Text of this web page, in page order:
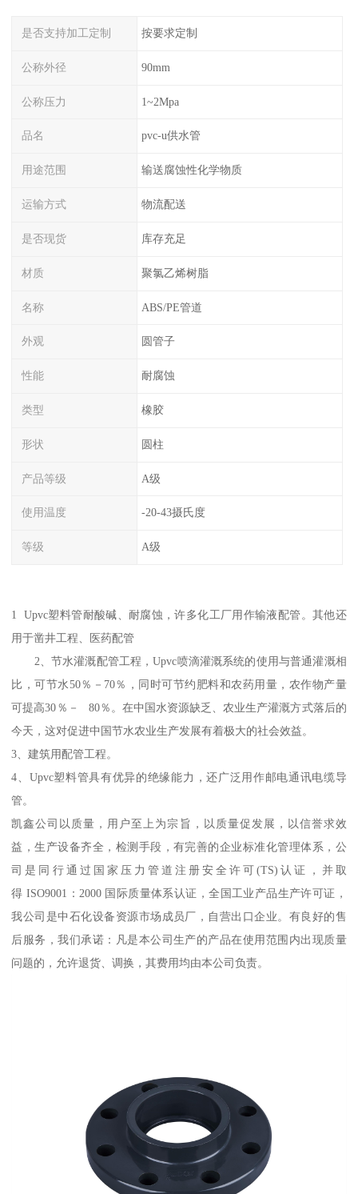
是否支持加工定制 按要求定制
公称外径 90mm
公称压力 1~2Mpa
品名 pvc-u供水管
用途范围 输送腐蚀性化学物质
运输方式 物流配送
是否现货 库存充足
材质 聚氯乙烯树脂
名称 ABS/PE管道
外观 圆管子
性能 耐腐蚀
类型 橡胶
形状 圆柱
产品等级 A级
使用温度 -20-43摄氏度
等级 A级
1 Upvc塑料管耐酸碱、耐腐蚀，许多化工厂用作输液配管。其他还
用于凿井工程、医药配管
2、节水灌溉配管工程，Upvc喷滴灌溉系统的使用与普通灌溉相
比，可节水50％－70％，同时可节约肥料和农药用量，农作物产量
可提高30％－ 80％。在中国水资源缺乏、农业生产灌溉方式落后的
今天，这对促进中国节水农业生产发展有着极大的社会效益。
3、建筑用配管工程。
4、Upvc塑料管具有优异的绝缘能力，还广泛用作邮电通讯电缆导
管。
凯鑫公司以质量，用户至上为宗旨，以质量促发展，以信誉求效
益，生产设备齐全，检测手段，有完善的企业标准化管理体系，公
司是同行通过国家压力管道注册安全许可(TS)认证，并取
得 ISO9001：2000 国际质量体系认证，全国工业产品生产许可证，
我公司是中石化设备资源市场成员厂，自营出口企业。有良好的售
后服务，我们承诺：凡是本公司生产的产品在使用范围内出现质量
问题的，允许退货、调换，其费用均由本公司负责。